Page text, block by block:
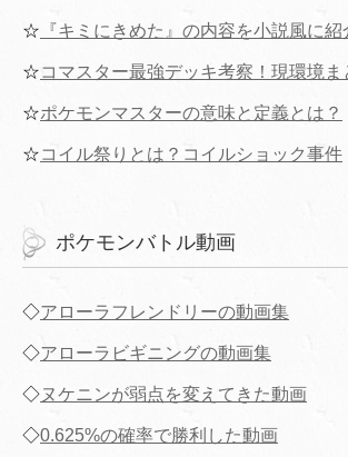
☆ 『キミにきめた』の内容を小説風に紹
☆コマスター最強デッキ考察！現環境ま
☆ポケモンマスターの意味と定義とは？
☆コイル祭りとは？コイルショック事件
ポケモンバトル動画
◇アローラフレンドリーの動画集
◇アローラビギニングの動画集
◇ヌケニンが弱点を変えてきた動画
◇0.625%の確率で勝利した動画